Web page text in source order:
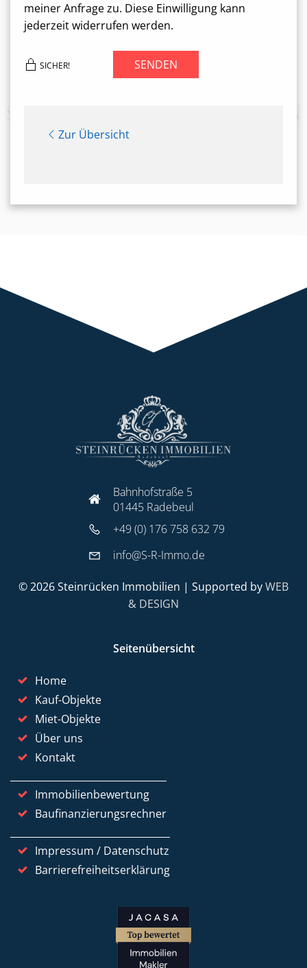
meiner Anfrage zu. Diese Einwilligung kann
jederzeit widerrufen werden.
SICHER! SENDEN
Zur Übersicht
Bahnhofstraße 5
01445 Radebeul
+49 (0) 176 758 632 79
info@S-R-Immo.de
© 2026 Steinrücken Immobilien | Supported byWEB
& DESIGN
Seitenübersicht
Home
Kauf-Objekte
Miet-Objekte
Über uns
Kontakt
Immobilienbewertung
Baufinanzierungsrechner
Impressum / Datenschutz
Barrierefreiheitserklärung